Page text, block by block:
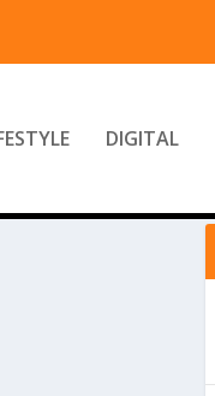
DIGITAL